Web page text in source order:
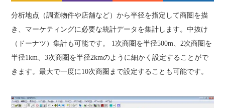
分析地点（調査物件や店舗など）から半径を指定して商圏を描
き、マーケティングに必要な統計データを集計します。中抜け
（ドーナツ）集計も可能です。 1次商圏を半径500m、2次商圏を
半径1km、3次商圏を半径2kmのように細かく設定することがで
きます。最大で一度に10次商圏まで設定することも可能です。